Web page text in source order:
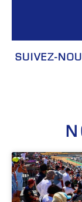
SUIVEZ-